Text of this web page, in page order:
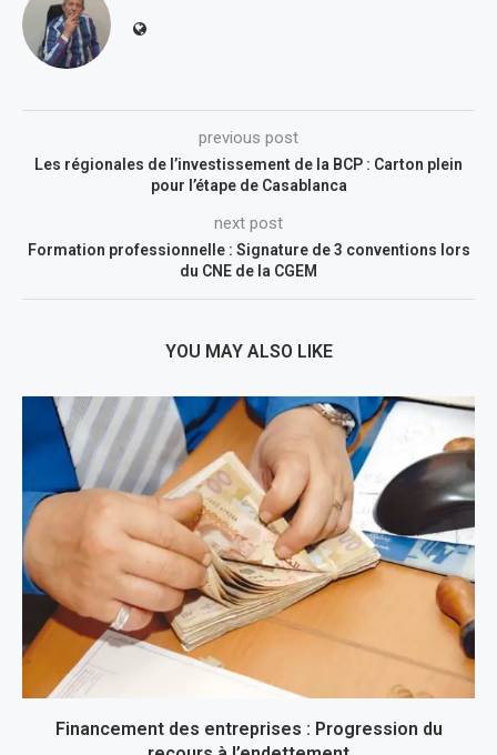
previous post
Les régionales de l’investissement de la BCP : Carton plein
pour l’étape de Casablanca
next post
Formation professionnelle : Signature de 3 conventions lors
du CNE de la CGEM
YOU MAY ALSO LIKE
Financement des entreprises : Progression du